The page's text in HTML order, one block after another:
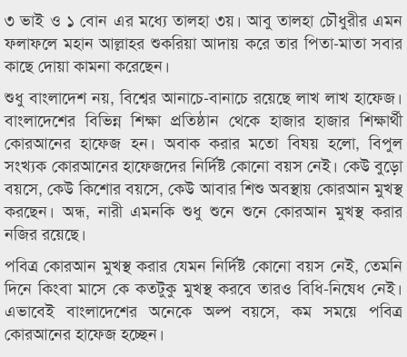
৩ ভাই ও ১ বোন এর মধ্যে তালহা ৩য়। আবু তালহা চৌধুরীর এমন
ফলাফলে মহান আল্লাহর শুকরিয়া আদায় করে তার পিতা-মাতা সবার
কাছে দোয়া কামনা করেছেন।
শুধু বাংলাদেশ নয়, বিশ্বের আনাচে-বানাচে রয়েছে লাখ লাখ হাফেজ।
বাংলাদেশের বিভিন্ন শিক্ষা প্রতিষ্ঠান থেকে হাজার হাজার শিক্ষার্থী
কোরআনের হাফেজ হন। অবাক করার মতো বিষয় হলো, বিপুল
সংখ্যক কোরআনের হাফেজদের নির্দিষ্ট কোনো বয়স নেই। কেউ বুড়ো
বয়সে, কেউ কিশোর বয়সে, কেউ আবার শিশু অবস্থায় কোরআন মুখস্থ
করছেন। অন্ধ, নারী এমনকি শুধু শুনে শুনে কোরআন মুখস্থ করার
নজির রয়েছে।
পবিত্র কোরআন মুখস্থ করার যেমন নির্দিষ্ট কোনো বয়স নেই, তেমনি
দিনে কিংবা মাসে কে কতটুকু মুখস্থ করবে তারও বিধি-নিষেধ নেই।
এভাবেই বাংলাদেশের অনেকে অল্প বয়সে, কম সময়ে পবিত্র
কোরআনের হাফেজ হচ্ছেন।